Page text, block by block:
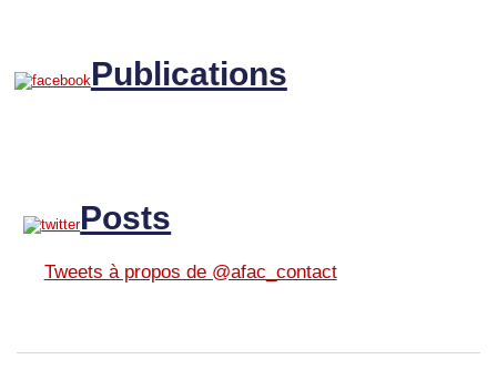
Publications
Posts
Tweets à propos de @afac_contact